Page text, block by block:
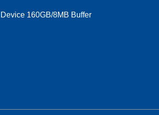
160GB/8MB Buffer